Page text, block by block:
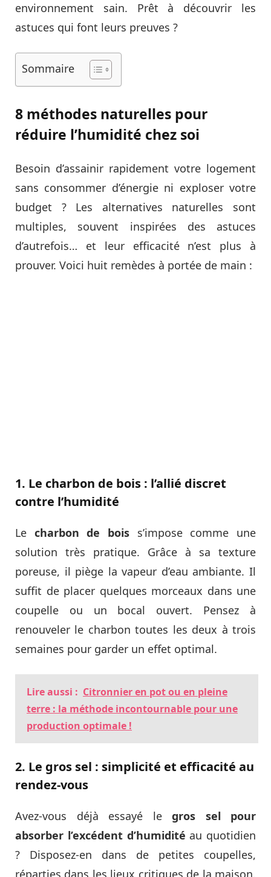
environnement sain. Prêt à découvrir les
astuces qui font leurs preuves ?
Sommaire
8 méthodes naturelles pour
réduire l’humidité chez soi
Besoin d’assainir rapidement votre logement
sans consommer d’énergie ni exploser votre
budget ? Les alternatives naturelles sont
multiples, souvent inspirées des astuces
d’autrefois… et leur efficacité n’est plus à
prouver. Voici huit remèdes à portée de main :
1. Le charbon de bois : l’allié discret
contre l’humidité
Le charbon de bois s’impose comme une
solution très pratique. Grâce à sa texture
poreuse, il piège la vapeur d’eau ambiante. Il
suffit de placer quelques morceaux dans une
coupelle ou un bocal ouvert. Pensez à
renouveler le charbon toutes les deux à trois
semaines pour garder un effet optimal.
Lire aussi : Citronnier en pot ou en pleine
terre : la méthode incontournable pour une
production optimale !
2. Le gros sel : simplicité et efficacité au
rendez-vous
Avez-vous déjà essayé le gros sel pour
absorber l’excédent d’humidité au quotidien
? Disposez-en dans de petites coupelles,
réparties dans les lieux critiques de la maison.